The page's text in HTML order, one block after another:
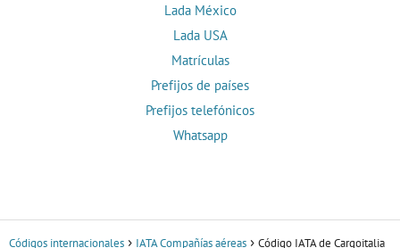
Lada México
Lada USA
Matrículas
Prefijos de países
Prefijos telefónicos
Whatsapp
Códigos internacionales IATA Compañías aéreas Código IATA de Cargoitalia